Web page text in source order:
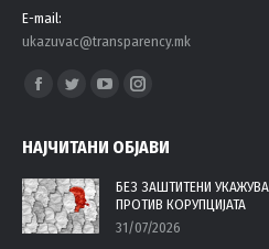
E-mail:
ukazuvac@transparency.mk
Find us on:
Facebook
opens
in
new
window
Twitter
opens
in
new
window
YouTube
opens
new
window
Instagram
opens
in
new
window
НАЈЧИТАНИ ОБЈАВИ
БЕЗ ЗАШТИТЕНИ
ПРОТИВ КОРУПЦИЈАТА
31/07/2026